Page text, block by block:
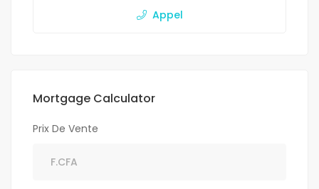
Appel
Mortgage Calculator
Prix De Vente